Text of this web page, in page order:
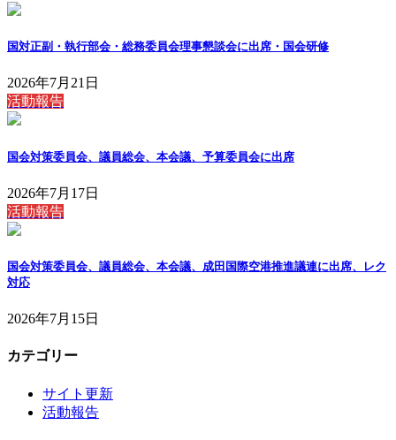
国対正副・執行部会・総務委員会理事懇談会に出席・国会研修
2026年7月21日
活動報告
国会対策委員会、議員総会、本会議、予算委員会に出席
2026年7月17日
活動報告
国会対策委員会、議員総会、本会議、成田国際空港推進議連に出席、レク
対応
2026年7月15日
カテゴリー
サイト更新
活動報告